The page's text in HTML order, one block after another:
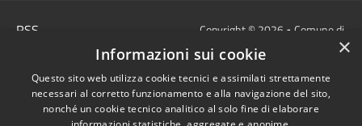
RSS
Cookie
Mappa del sito
Copyright © 2026 • Comune di
Villongo • Powered by
redazione
×
Informazioni sui cookie
Questo sito web utilizza cookie tecnici e assimilati strettamente
necessari al corretto funzionamento e alla navigazione del sito,
nonché un cookie tecnico analitico al solo fine di elaborare